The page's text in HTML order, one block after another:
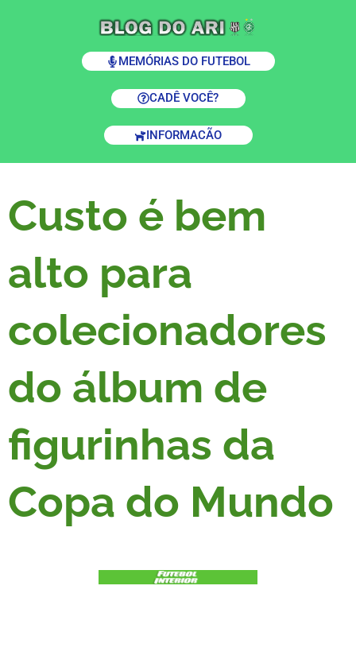
MEMÓRIAS DO FUTEBOL
CADÊ VOCÊ?
INFORMACÃO
Custo é bem
alto para
colecionadores
do álbum de
figurinhas da
Copa do Mundo